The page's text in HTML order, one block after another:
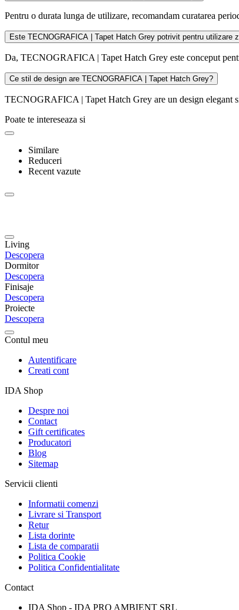
Pentru o durata lunga de utilizare, recomandam curatarea
Este TECNOGRAFICA | Tapet Hatch Grey potrivit pentru utilizare
Da, TECNOGRAFICA | Tapet Hatch Grey este conceput
Ce stil de design are TECNOGRAFICA | Tapet Hatch Grey?
TECNOGRAFICA | Tapet Hatch Grey are un design elegant
Poate te intereseaza si
Similare
Reduceri
Recent vazute
Living
Descopera
Dormitor
Descopera
Finisaje
Descopera
Proiecte
Descopera
Contul meu
Autentificare
Creati cont
IDA Shop
Despre noi
Contact
Gift certificates
Producatori
Blog
Sitemap
Servicii clienti
Informatii comenzi
Livrare si Transport
Retur
Lista dorinte
Lista de comparatii
Politica Cookie
Politica Confidentialitate
Contact
IDA Shop - IDA PRO AMBIENT SRL